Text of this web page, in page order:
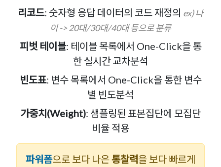
리코드: 숫자형 응답 데이터의 코드 재정의 ex) 나
이 -> 20대/30대/40대 등으로 분류
피벗 테이블: 테이블 목록에서 One-Click을 통
한 실시간 교차분석
빈도표: 변수 목록에서 One-Click을 통한 변수
별 빈도분석
가중치(Weight): 샘플링된 표본집단에 모집단
비율 적용
파워폼으로 보다 나은통찰력을 보다 빠르게